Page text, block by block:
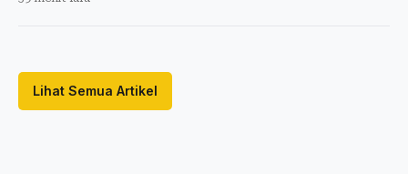
Lihat Semua Artikel